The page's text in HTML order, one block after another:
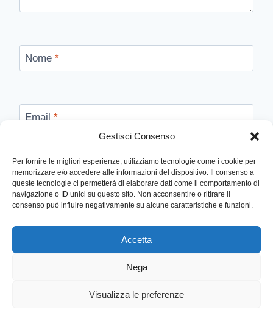
Gestisci Consenso
Per fornire le migliori esperienze, utilizziamo tecnologie come i cookie per
memorizzare e/o accedere alle informazioni del dispositivo. Il consenso a
queste tecnologie ci permetterà di elaborare dati come il comportamento di
navigazione o ID unici su questo sito. Non acconsentire o ritirare il
consenso può influire negativamente su alcune caratteristiche e funzioni.
Accetta
Nega
Visualizza le preferenze
Nome *
Email *
Sito web
WP